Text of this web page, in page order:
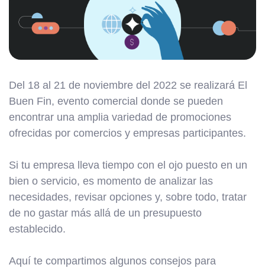
Del 18 al 21 de noviembre del 2022 se realizará El
Buen Fin, evento comercial donde se pueden
encontrar una amplia variedad de promociones
ofrecidas por comercios y empresas participantes.
Si tu empresa lleva tiempo con el ojo puesto en un
bien o servicio, es momento de analizar las
necesidades, revisar opciones y, sobre todo, tratar
de no gastar más allá de un presupuesto
establecido.
Aquí te compartimos algunos consejos para